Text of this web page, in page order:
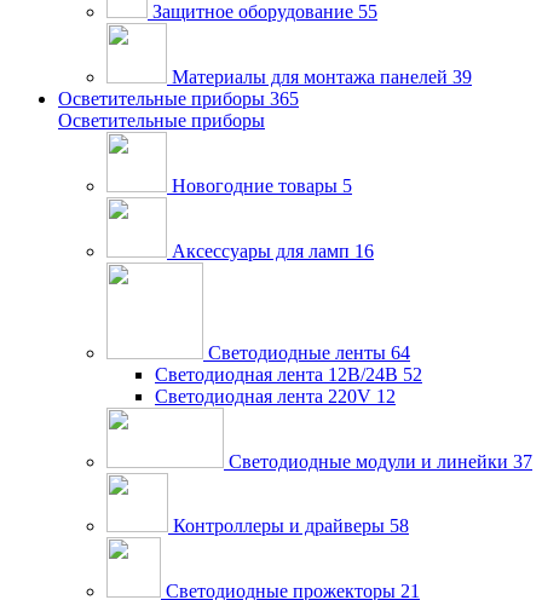
Защитное оборудование 55
Материалы для монтажа панелей 39
Осветительные приборы 365
Осветительные приборы
Новогодние товары 5
Аксессуары для ламп 16
Светодиодные ленты 64
Светодиодная лента 12В/24В 52
Светодиодная лента 220V 12
Светодиодные модули и линейки 37
Контроллеры и драйверы 58
Светодиодные прожекторы 21